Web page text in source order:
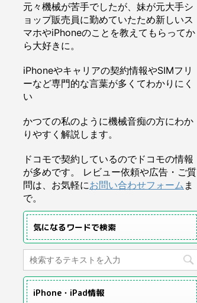
元々機械が苦手でしたが、妹が元大手シ
ョップ販売員に勤めていたため新しいス
マホやiPhoneのことを教えてもらってか
ら大好きに。
iPhoneやキャリアの契約情報やSIMフリ
ーなど専門的な言葉が多くてわかりにく
い
かつての私のように機械音痴の方にわか
りやすく解説します。
ドコモで契約しているのでドコモの情報
が多めです。 レビュー依頼や広告・ご質
問は、お気軽にお問い合わせフォーム ま
で。
気になるワードで検索
iPhone・iPad情報